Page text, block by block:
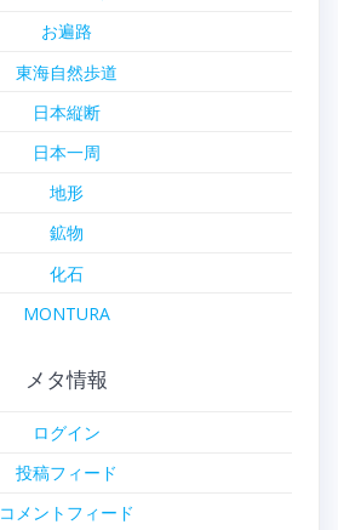
お遍路
東海自然歩道
日本縦断
日本一周
地形
鉱物
化石
MONTURA
メタ情報
ログイン
投稿フィード
コメントフィード